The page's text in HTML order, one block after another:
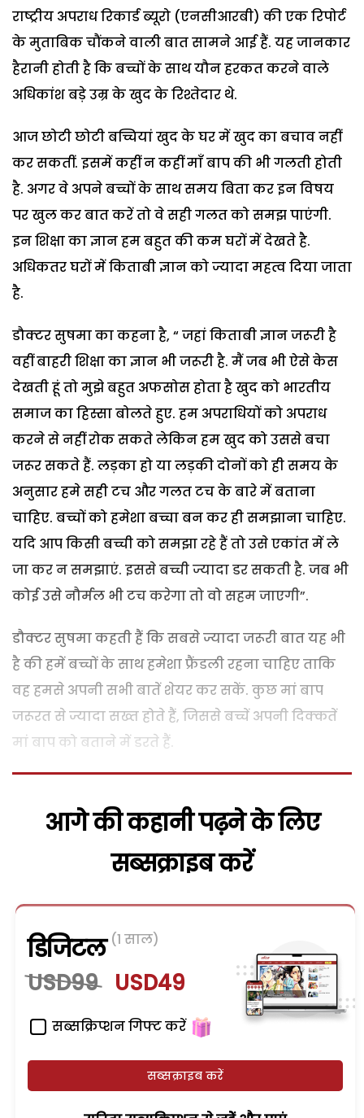
राष्ट्रीय अपराध रिकार्ड ब्यूरो (एनसीआरबी) की एक रिपोर्ट
के मुताबिक चौंकने वाली बात सामने आई हैं. यह जानकार
हैरानी होती है कि बच्चों के साथ यौन हरकत करने वाले
अधिकांश बड़े उम्र के खुद के रिश्तेदार थे.
आज छोटी छोटी बच्चियां खुद के घर में खुद का बचाव नहीं
कर सकतीं. इसमें कहीं न कहीं माँ बाप की भी गलती होती
है. अगर वे अपने बच्चों के साथ समय बिता कर इन विषय
पर खुल कर बात करें तो वे सही गलत को समझ पाएंगी.
इन शिक्षा का ज्ञान हम बहुत की कम घरों में देखते है.
अधिकतर घरों में किताबी ज्ञान को ज्यादा महत्व दिया जाता
है.
डौक्टर सुषमा का कहना है, “ जहां किताबी ज्ञान जरूरी है
वहीं बाहरी शिक्षा का ज्ञान भी जरूरी है. मैं जब भी ऐसे केस
देखती हूं तो मुझे बहुत अफसोस होता है खुद को भारतीय
समाज का हिस्सा बोलते हुए. हम अपराधियों को अपराध
करने से नहीं रोक सकते लेकिन हम खुद को उससे बचा
जरूर सकते हैं. लड़का हो या लड़की दोनों को ही समय के
अनुसार हमे सही टच और गलत टच के बारे में बताना
चाहिए. बच्चों को हमेशा बच्चा बन कर ही समझाना चाहिए.
यदि आप किसी बच्ची को समझा रहे हैं तो उसे एकांत में ले
जा कर न समझाएं. इससे बच्ची ज्यादा डर सकती है. जब भी
कोई उसे नौर्मल भी टच करेगा तो वो सहम जाएगी”.
डौक्टर सुषमा कहती हैं कि सबसे ज्यादा जरूरी बात यह भी
है की हमें बच्चों के साथ हमेशा फ्रैंडली रहना चाहिए ताकि
वह हमसे अपनी सभी बातें शेयर कर सकें. कुछ मां बाप
जरूरत से ज्यादा सख्त होते हैं, जिससे बच्चें अपनी दिक्कतें
मां बाप को बताने में डरते हैं.
आगे की कहानी पढ़ने के लिए
सब्सक्राइब करें
डिजिटल (1 साल)
USD99 USD49
सब्सक्रिप्शन गिफ्ट करें
सब्सक्राइब करें